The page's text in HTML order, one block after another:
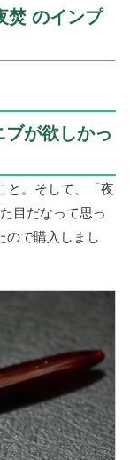
焚 のインプ
が欲しかっ
と。そして、「夜
目だなって思っ
ので購入しまし